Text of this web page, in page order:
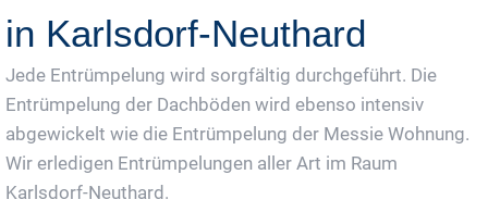
in Karlsdorf-Neuthard
Jede Entrümpelung wird sorgfältig durchgeführt. Die
Entrümpelung der Dachböden wird ebenso intensiv
abgewickelt wie die Entrümpelung der Messie Wohnung.
Wir erledigen Entrümpelungen aller Art im Raum
Karlsdorf-Neuthard.